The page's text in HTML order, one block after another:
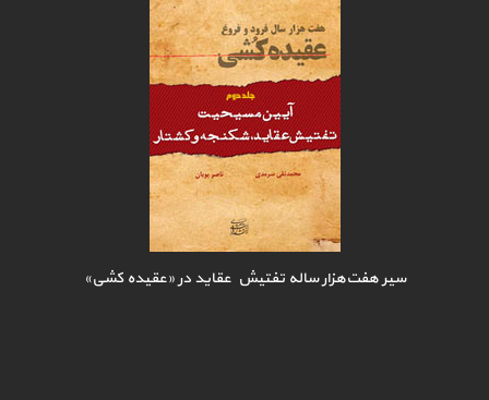
سیر هفت‌هزار ساله تفتیش عقاید در «عقیده کشی»